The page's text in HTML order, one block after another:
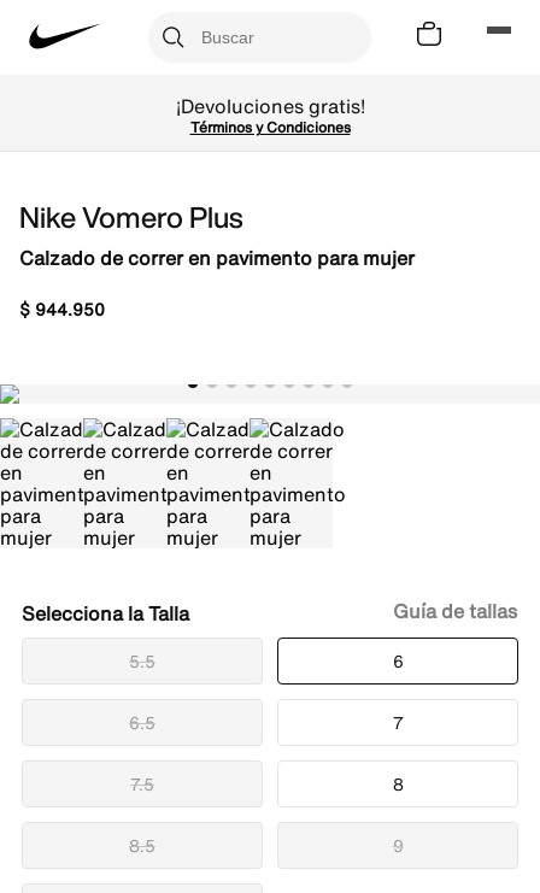
¡Devoluciones gratis!
Términos y Condiciones
Nike Vomero Plus
Calzado de correr en pavimento para mujer
$ 944.950
Talla
5.5 6
6.5 7
7.5 8
8.5 9
Guía de tallas